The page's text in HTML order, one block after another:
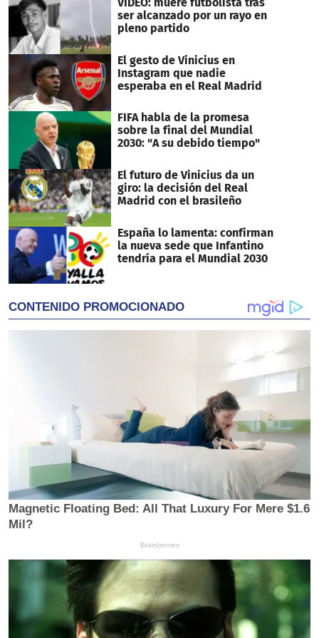
ser alcanzado por un rayo en
pleno partido
El gesto de Vinicius en
Instagram que nadie
esperaba en el Real Madrid
FIFA habla de la promesa
sobre la final del Mundial
2030: "A su debido tiempo"
El futuro de Vinicius da un
giro: la decisión del Real
Madrid con el brasileño
España lo lamenta: confirman
la nueva sede que Infantino
tendría para el Mundial 2030